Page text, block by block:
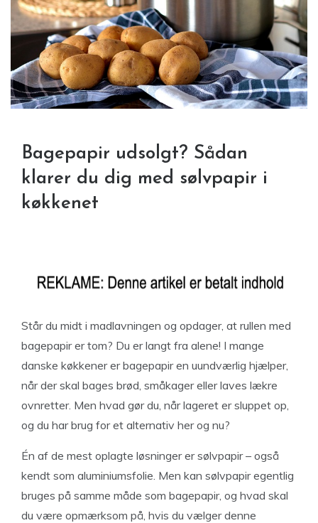
Bagepapir udsolgt? Sådan
klarer du dig med sølvpapir i
køkkenet
Står du midt i madlavningen og opdager, at rullen med
bagepapir er tom? Du er langt fra alene! I mange
danske køkkener er bagepapir en uundværlig hjælper,
når der skal bages brød, småkager eller laves lækre
ovnretter. Men hvad gør du, når lageret er sluppet op,
og du har brug for et alternativ her og nu?
Én af de mest oplagte løsninger er sølvpapir – også
kendt som aluminiumsfolie. Men kan sølvpapir egentlig
bruges på samme måde som bagepapir, og hvad skal
du være opmærksom på, hvis du vælger denne